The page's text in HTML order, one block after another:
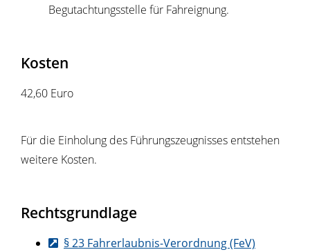
Begutachtungsstelle für Fahreignung.
Kosten
42,60 Euro
Für die Einholung des Führungszeugnisses entstehen
weitere Kosten.
Rechtsgrundlage
§ 23 Fahrerlaubnis-Verordnung (FeV)